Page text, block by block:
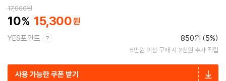
17,000원
10 15,300
YES포인트 850원 (5%)
5만원 이상 구매 시 2천원 추가 적립
사용 가능한 쿠폰 받기